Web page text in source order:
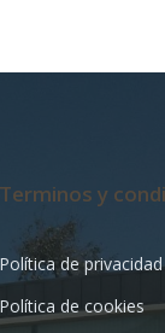
Terminos y
Política de privacidad
Política de cookies